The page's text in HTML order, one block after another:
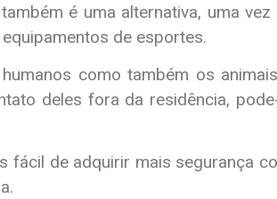
é uma alternativa, uma
de esportes.
como também os
deles fora da residência,
fácil de adquirir mais segurança